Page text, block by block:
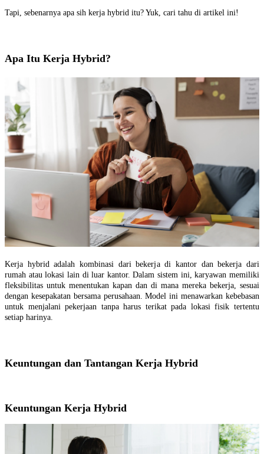
Tapi, sebenarnya apa sih kerja hybrid itu? Yuk, cari tahu di artikel ini!
Apa Itu Kerja Hybrid?
Kerja hybrid adalah kombinasi dari bekerja di kantor dan bekerja dari
rumah atau lokasi lain di luar kantor. Dalam sistem ini, karyawan memiliki
fleksibilitas untuk menentukan kapan dan di mana mereka bekerja, sesuai
dengan kesepakatan bersama perusahaan. Model ini menawarkan kebebasan
untuk menjalani pekerjaan tanpa harus terikat pada lokasi fisik tertentu
setiap harinya.
Keuntungan dan Tantangan Kerja Hybrid
Keuntungan Kerja Hybrid